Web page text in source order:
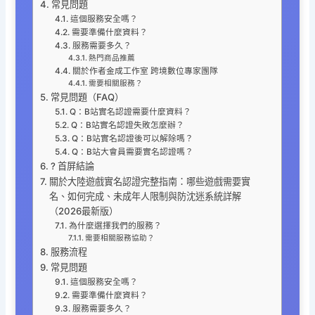
常見問題
這個服務安全嗎？
需要準備什麼資料？
服務需要多久？
熱門商品推薦
關於作者金成工作室 跨境數位專家團隊
需要相關服務？
常見問題（FAQ）
Q：B站實名認證需要什麼資料？
Q：B站實名認證失敗怎麼辦？
Q：B站實名認證後可以解除嗎？
Q：B站大會員需要實名認證嗎？
? 首屏結論
關於大陸遊戲實名認證完整指南：哪些遊戲需要實
名、如何完成、未成年人限制與防沈迷系統詳解
（2026最新版）
為什麼選擇我們的服務？
需要相關服務協助？
服務流程
常見問題
這個服務安全嗎？
需要準備什麼資料？
服務需要多久？